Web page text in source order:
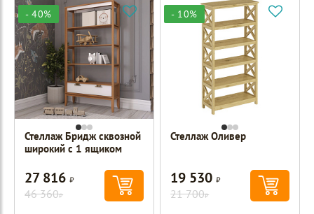
- 40%
Стеллаж Бридж сквозной
широкий с 1 ящиком
27 816Р
46 360Р
- 10%
Стеллаж Оливер
19 530Р
21 700Р